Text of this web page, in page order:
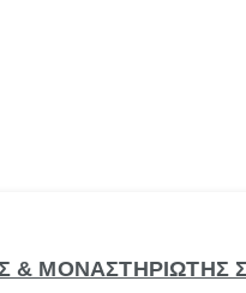
Σ & ΜΟΝΑΣΤΗΡΙΩΤΗΣ